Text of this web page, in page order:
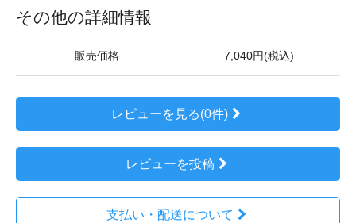
その他の詳細情報
販売価格 7,040円(税込)
レビューを見る(0件)
レビューを投稿
支払い・配送について